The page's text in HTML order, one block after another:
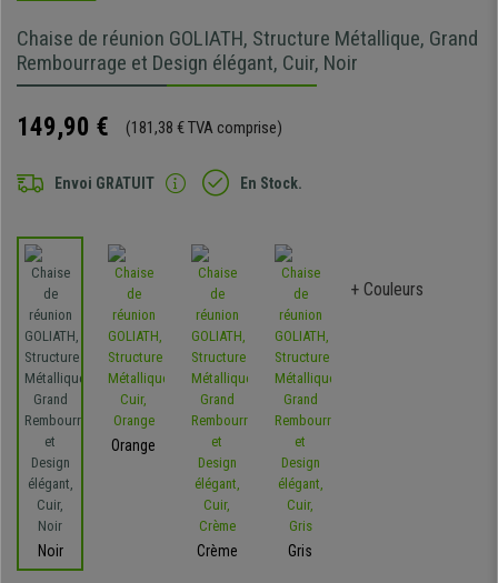
Chaise de réunion GOLIATH, Structure Métallique, Grand
Rembourrage et Design élégant, Cuir, Noir
149,90 € (181,38 € TVA comprise)
Envoi GRATUIT En Stock.
Noir
Orange
Crème Gris
+ Couleurs